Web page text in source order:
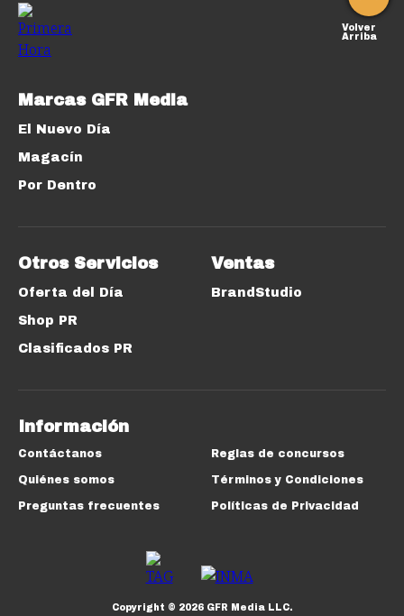
Volver
Arriba
Marcas GFR Media
El Nuevo Día
Magacín
Por Dentro
Otros Servicios
Oferta del Día
Shop PR
Clasificados PR
Ventas
BrandStudio
Información
Contáctanos
Quiénes somos
Preguntas frecuentes
Reglas de concursos
Términos y Condiciones
Políticas de Privacidad
Copyright © 2026GFR Media LLC.